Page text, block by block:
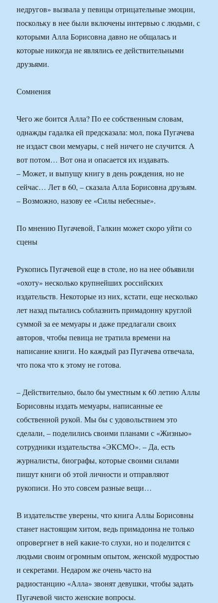
недругов» вызвала у певицы отрицательные эмоции,
поскольку в нее были включены интервью с людьми, с
которыми Алла Борисовна давно не общалась и
которые никогда не являлись ее действительными
друзьями.
Сомнения
Чего же боится Алла? По ее собственным словам,
однажды гадалка ей предсказала: мол, пока Пугачева
не издаст свои мемуары, с ней ничего не случится. А
вот потом… Вот она и опасается их издавать.
– Может, и выпущу книгу в день рождения, но не
сейчас… Лет в 60, – сказала Алла Борисовна друзьям.
– Возможно, назову ее «Силы небесные».
По мнению Пугачевой, Галкин может скоро уйти со
сцены
Рукопись Пугачевой еще в столе, но на нее объявили
«охоту» несколько крупнейших российских
издательств. Некоторые из них, кстати, еще несколько
лет назад пытались соблазнить примадонну круглой
суммой за ее мемуары и даже предлагали своих
авторов, чтобы певица не тратила времени на
написание книги. Но каждый раз Пугачева отвечала,
что пока что к этому не готова.
– Действительно, было бы уместным к 60 летию Аллы
Борисовны издать мемуары, написанные ее
собственной рукой. Мы бы с удовольствием это
сделали, – поделились своими планами с «Жизнью»
сотрудники издательства «ЭКСМО». – Да, есть
журналисты, биографы, которые своими силами
пишут книги об этой личности и отправляют
рукописи. Но это совсем разные вещи…
В издательстве уверены, что книга Аллы Борисовны
станет настоящим хитом, ведь примадонна не только
опровергнет в ней какие-то слухи, но и поделится с
людьми своим огромным опытом, женской мудростью
и секретами. Недаром же очень часто на
радиостанцию «Алла» звонят девушки, чтобы задать
Пугачевой чисто женские вопросы.